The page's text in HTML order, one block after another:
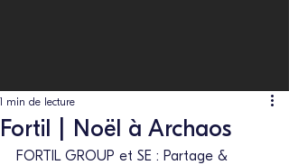
Fortil | Noël à Archaos
1 min de lecture
FORTIL GROUP et SE : Partage &